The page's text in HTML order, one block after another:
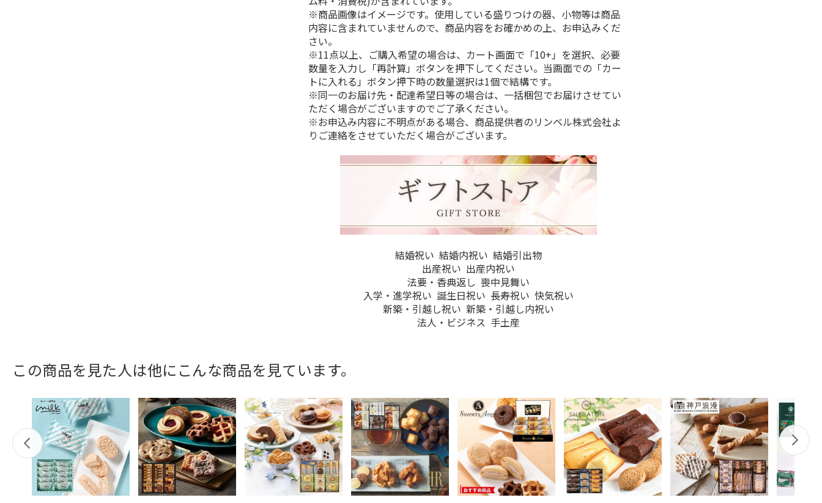
※商品画像はイメージです。使用している盛りつけの器、小物等は商品
内容に含まれていませんので、商品内容をお確かめの上、お申込みくだ
さい。
※11点以上、ご購入希望の場合は、カート画面で「10+」を選択、必要
数量を入力し「再計算」ボタンを押下してください。当画面での「カー
トに入れる」ボタン押下時の数量選択は1個で結構です。
※同一のお届け先・配達希望日等の場合は、一括梱包でお届けさせてい
ただく場合がございますのでご了承ください。
※お申込み内容に不明点がある場合、商品提供者のリンベル株式会社よ
りご連絡をさせていただく場合がございます。
結婚祝い 結婚内祝い 結婚引出物
出産祝い 出産内祝い
法要・香典返し 喪中見舞い
入学・進学祝い 誕生日祝い 長寿祝い 快気祝い
新築・引越し祝い 新築・引越し内祝い
法人・ビジネス 手土産
この商品を見た人は他にこんな商品を見ています。